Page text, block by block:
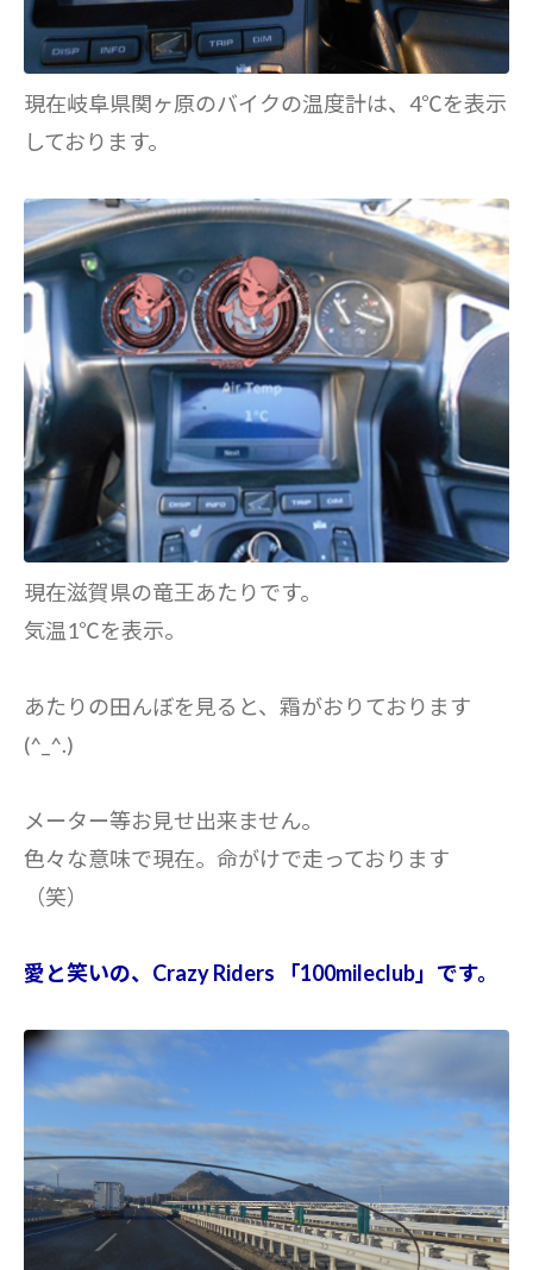
現在岐阜県関ヶ原のバイクの温度計は、4℃を表示
しております。
現在滋賀県の竜王あたりです。
気温1℃を表示。
あたりの田んぼを見ると、霜がおりております
(^_^.)
メーター等お見せ出来ません。
色々な意味で現在。命がけで走っております
（笑）
愛と笑いの、Crazy Riders 「100mileclub」です。